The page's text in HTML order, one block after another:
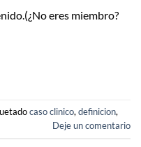
eres miembro?
caso clinico,definicion,
Deje un comentario